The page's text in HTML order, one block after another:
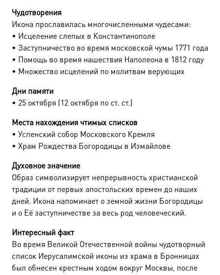
Чудотворения
Икона прославилась многочисленными чудесами:
• Исцеление слепых в Константинополе
• Заступничество во время московской чумы 1771 года
• Помощь во время нашествия Наполеона в 1812 году
• Множество исцелений по молитвам верующих
Дни памяти
• 25 октября (12 октября по ст. ст.)
Места нахождения чтимых списков
• Успенский собор Московского Кремля
• Храм Рождества Богородицы в Измайлове
Духовное значение
Образ символизирует непрерывность христианской
традиции от первых апостольских времен до наших
дней. Икона напоминает о земной жизни Богородицы
и о Её заступничестве за весь род человеческий.
Интересный факт
Во время Великой Отечественной войны чудотворный
список Иерусалимской иконы из храма в Бронницах
был обнесен крестным ходом вокруг Москвы, после